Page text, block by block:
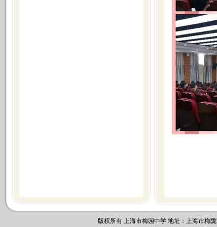
版权所有 上海市梅园中学 地址：上海市梅